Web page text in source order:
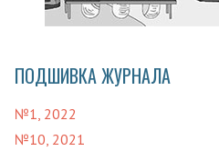
ПОДШИВКА ЖУРНАЛА
№1, 2022
№10, 2021